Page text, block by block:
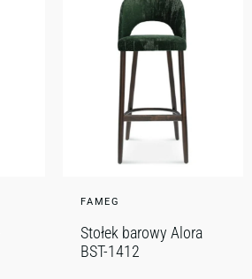
FAMEG
Stołek barowy Alora
BST-1412